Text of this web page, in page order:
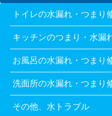
トイレの水漏れ・つまり
キッチンのつまり・水漏
お風呂の水漏れ・つまり
洗面所の水漏れ・つまり
その他、水トラブル